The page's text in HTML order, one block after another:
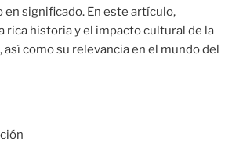
en significado. En este artículo,
rica historia y el impacto cultural de la
, así como su relevancia en el mundo del